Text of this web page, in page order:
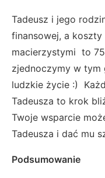
Tadeusz i jego
finansowej, a
macierzystymi to
zjednoczymy w tym
ludzkie życie :)
Tadeusza to krok
Twoje wsparcie
Tadeusza i dać mu
Podsumowanie